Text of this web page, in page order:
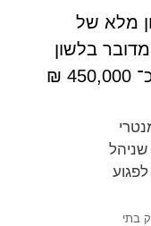
מלא של
בלשון
₪
בתי